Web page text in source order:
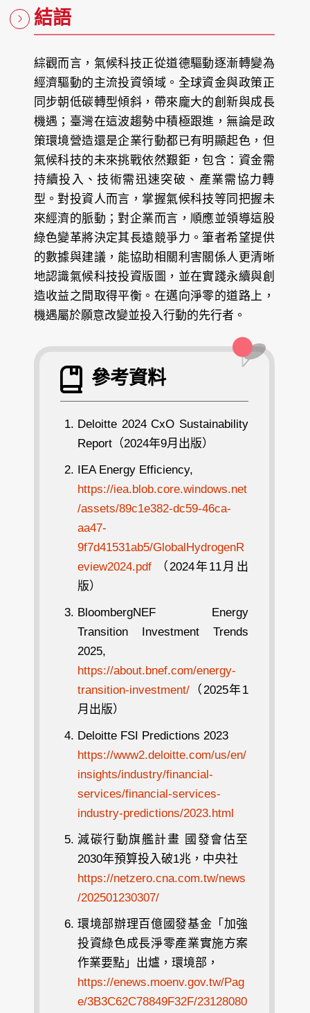
結語
綜觀而言，氣候科技正從道德驅動逐漸轉變為
經濟驅動的主流投資領域。全球資金與政策正
同步朝低碳轉型傾斜，帶來龐大的創新與成長
機遇；臺灣在這波趨勢中積極跟進，無論是政
策環境營造還是企業行動都已有明顯起色，但
氣候科技的未來挑戰依然艱鉅，包含：資金需
持續投入、技術需迅速突破、產業需協力轉
型。對投資人而言，掌握氣候科技等同把握未
來經濟的脈動；對企業而言，順應並領導這股
綠色變革將決定其長遠競爭力。筆者希望提供
的數據與建議，能協助相關利害關係人更清晰
地認識氣候科技投資版圖，並在實踐永續與創
造收益之間取得平衡。在邁向淨零的道路上，
機遇屬於願意改變並投入行動的先行者。
參考資料
Deloitte 2024 CxO Sustainability
Report（2024年9月出版）
IEA Energy Efficiency,
https://iea.blob.core.windows.net
/assets/89c1e382-dc59-46ca-
aa47-
9f7d41531ab5/GlobalHydrogenR
eview2024.pdf
（2024年11月出
版）
BloombergNEF Energy
Transition Investment Trends
2025,
https://about.bnef.com/energy-
transition-investment/ （2025年1
月出版）
Deloitte FSI Predictions 2023
https://www2.deloitte.com/us/en/
insights/industry/financial-
services/financial-services-
industry-predictions/2023.html
減碳行動旗艦計畫 國發會估至
2030年預算投入破1兆，中央社
https://netzero.cna.com.tw/news
/202501230307/
環境部辦理百億國發基金「加強
投資綠色成長淨零產業實施方案
作業要點」出爐，環境部，
https://enews.moenv.gov.tw/Pag
e/3B3C62C78849F32F/23128080